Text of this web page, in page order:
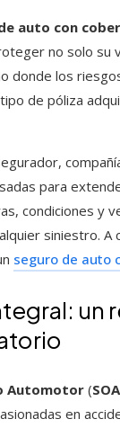
auto con
no solo su
donde los
de póliza
para
condiciones y
siniestro.
seguro de auto
un
Automotor (SOA
en